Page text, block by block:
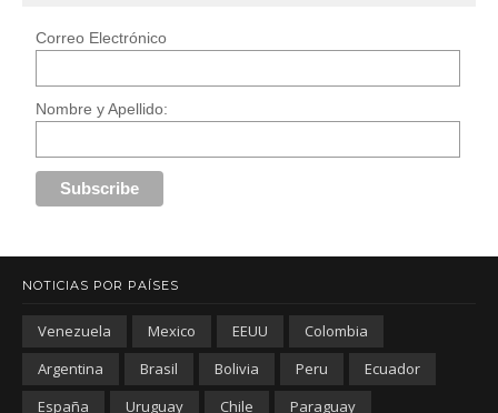
Correo Electrónico
Nombre y Apellido:
NOTICIAS POR PAÍSES
Venezuela Mexico EEUU
Colombia
Argentina
Brasil Bolivia Peru
Ecuador
España
Uruguay Chile Paraguay